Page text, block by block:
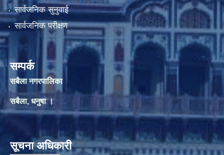
सार्वजनिक सुनुवाई
सार्वजनिक परीक्षण
सम्पर्क
सबैला नगरपालिका
सबैला, धनुषा ।
सूचना अधिकारी